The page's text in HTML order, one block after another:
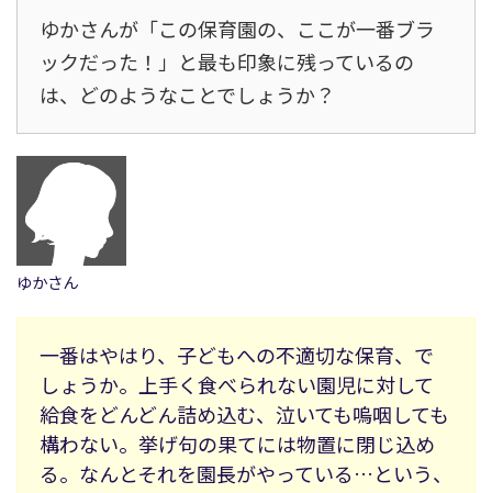
ゆかさんが「この保育園の、ここが一番ブラ
ックだった！」と最も印象に残っているの
は、どのようなことでしょうか？
ゆかさん
一番はやはり、子どもへの不適切な保育、で
しょうか。上手く食べられない園児に対して
給食をどんどん詰め込む、泣いても嗚咽しても
構わない。挙げ句の果てには物置に閉じ込め
る。なんとそれを園長がやっている…という、